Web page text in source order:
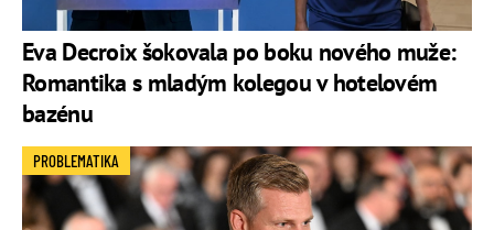
Eva Decroix šokovala po boku nového muže:
Romantika s mladým kolegou v hotelovém
bazénu
PROBLEMATIKA